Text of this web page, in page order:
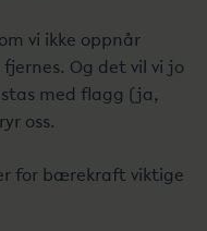
vi ikke oppnår
Og det vil vi jo
med flagg (ja,
oss.
for bærekraft viktige